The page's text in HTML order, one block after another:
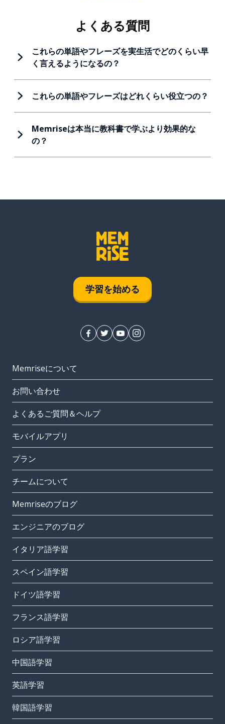
よくある質問
これらの単語やフレーズを実生活でどのくらい早
く言えるようになるの？
これらの単語やフレーズはどれくらい役立つの？
Memriseは本当に教科書で学ぶより効果的な
の？
学習を始める
Memriseについて
お問い合わせ
よくあるご質問＆ヘルプ
モバイルアプリ
プラン
チームについて
Memriseのブログ
エンジニアのブログ
イタリア語学習
スペイン語学習
ドイツ語学習
フランス語学習
ロシア語学習
中国語学習
英語学習
韓国語学習